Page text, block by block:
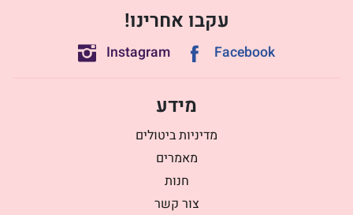
עקבו אחרינו!
Facebook
Instagram
מידע
מדיניות ביטולים
מאמרים
חנות
צור קשר